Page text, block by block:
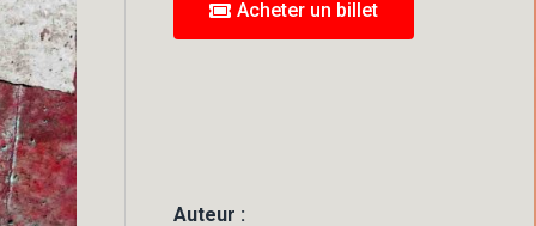
Acheter un billet
Auteur :